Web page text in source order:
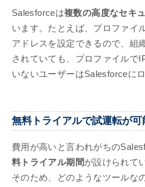
Salesforceは複数の高度なセキ
います。たとえば、プロファイ
アドレスを設定できるので、組
されていても、プロファイルで
いないユーザーはSalesforceに
無料トライアルで試運転が可
費用が高いと言われがちの
料トライアル期間が設けられて
そのため、どのようなツールな